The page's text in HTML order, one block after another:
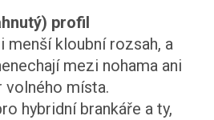
profil
menší kloubní rozsah, a
mezi nohama ani
volného místa.
hybridní brankáře a ty,